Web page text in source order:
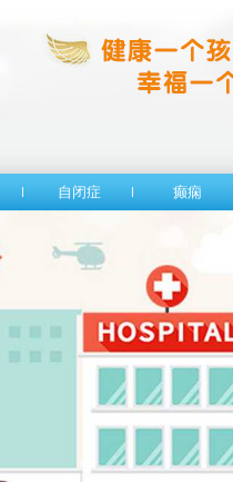
自闭症 癫痫